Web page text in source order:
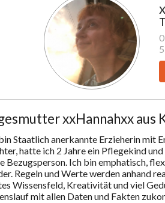
xxHannahxx aus
Staatlich anerkannte Erzieherin mit
hatte ich 2 Jahre ein Pflegekind
Bezugsperson. Ich bin emphatisch,
Regeln und Werte werden anhand
Wissensfeld, Kreativität und viel
mit allen Daten und Fakten